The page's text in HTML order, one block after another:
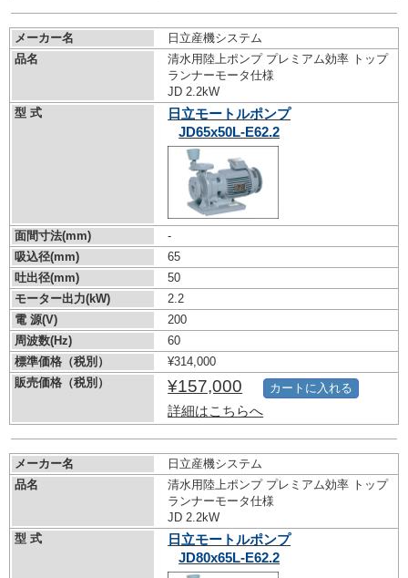
メーカー名
日立産機システム
品名
清水用陸上ポンプ プレミアム効率 トップ
ランナーモータ仕様
JD 2.2kW
型 式
日立モートルポンプ
JD65x50L-E62.2
面間寸法(mm)
-
吸込径(mm)
65
吐出径(mm)
50
モーター出力(kW)
2.2
電 源(V)
200
周波数(Hz)
60
標準価格（税別）
¥314,000
販売価格（税別）
¥157,000
詳細はこちらへ
カートに入れる
メーカー名
日立産機システム
品名
清水用陸上ポンプ プレミアム効率 トップ
ランナーモータ仕様
JD 2.2kW
型 式
日立モートルポンプ
JD80x65L-E62.2